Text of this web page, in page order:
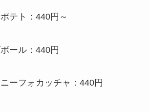
テト：440円～
ール：440円
ーフォカッチャ：440円